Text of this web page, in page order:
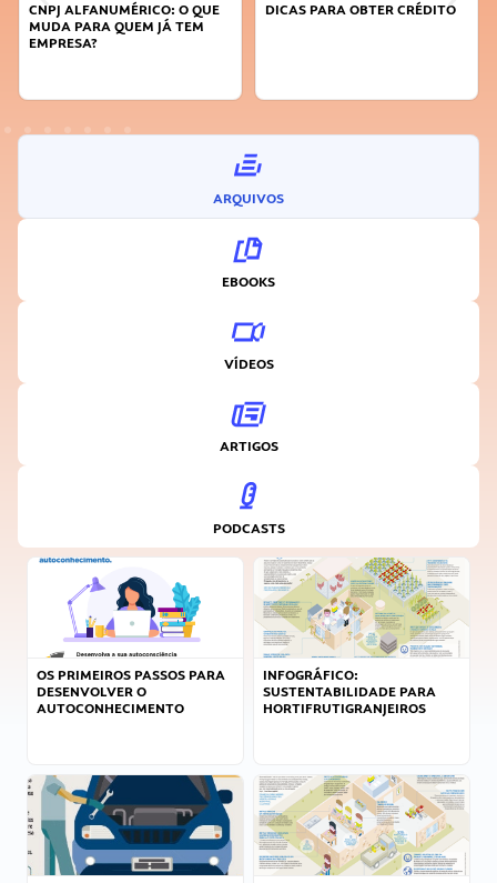
CNPJ ALFANUMÉRICO: O QUE
MUDA PARA QUEM JÁ TEM
EMPRESA?
DICAS PARA OBTER CRÉDITO
ARQUIVOS
EBOOKS
VÍDEOS
ARTIGOS
PODCASTS
OS PRIMEIROS PASSOS PARA
DESENVOLVER O
AUTOCONHECIMENTO
INFOGRÁFICO:
SUSTENTABILIDADE PARA
HORTIFRUTIGRANJEIROS